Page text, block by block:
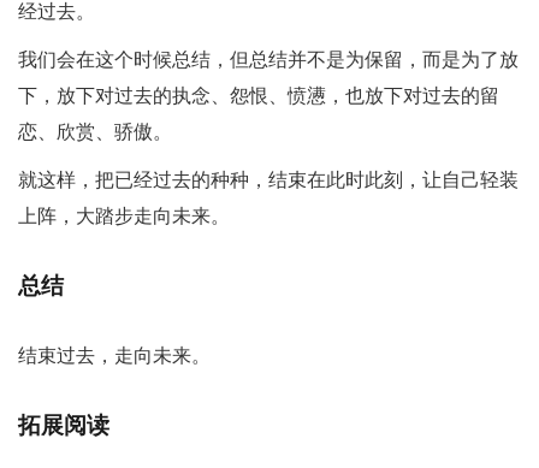
经过去。
我们会在这个时候总结，但总结并不是为保留，而是为了放
下，放下对过去的执念、怨恨、愤懑，也放下对过去的留
恋、欣赏、骄傲。
就这样，把已经过去的种种，结束在此时此刻，让自己轻装
上阵，大踏步走向未来。
总结
结束过去，走向未来。
拓展阅读